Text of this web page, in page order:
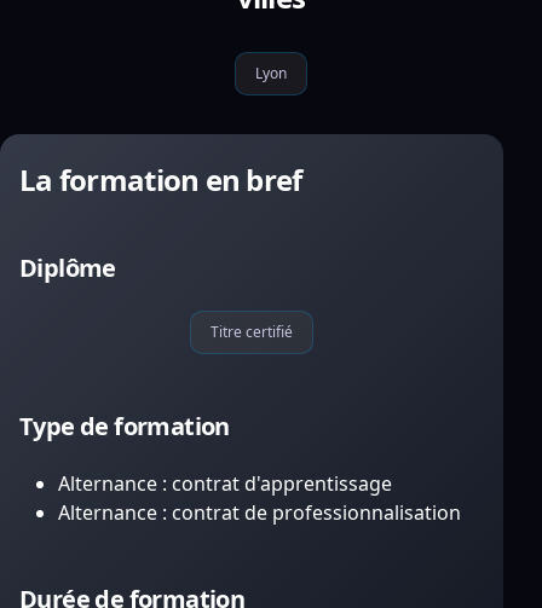
Lyon
La formation en bref
Diplôme
Titre certifié
Type de formation
Alternance : contrat d'apprentissage
Alternance : contrat de professionnalisation
Durée de formation